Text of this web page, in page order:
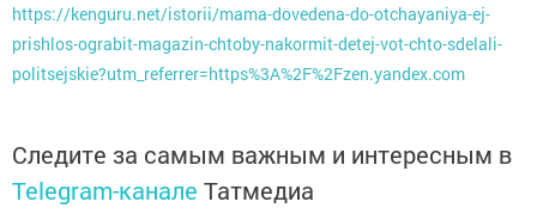
https://kenguru.net/istorii/mama-dovedena-do-otchayaniya-ej-
prishlos-ograbit-magazin-chtoby-nakormit-detej-vot-chto-sdelali-
politsejskie?utm_referrer=https%3A%2F%2Fzen.yandex.com
Следите за самым важным и интересным в
Telegram-канале Татмедиа